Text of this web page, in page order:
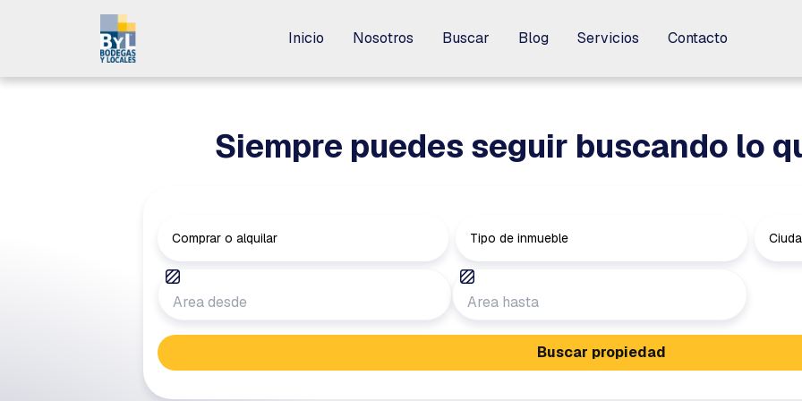
Inicio Nosotros Buscar Blog Servicios Contacto
Inicio Nosotros Buscar Blog Servicios Contacto
Siempre puedes seguir buscando lo
Comprar o alquilar Tipo de inmueble
Buscar propiedad